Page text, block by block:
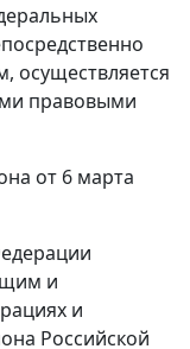
осуществляется
правовыми
от 6 марта
и
и
Российской